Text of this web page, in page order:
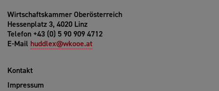
Wirtschaftskammer Oberösterreich
Hessenplatz 3, 4020 Linz
Telefon +43 (0) 5 90 909 4712
E-Mail huddlex@wkooe.at
Kontakt
Impressum